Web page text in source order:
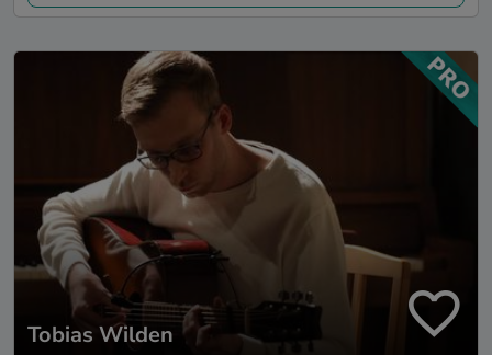
Tobias Wilden